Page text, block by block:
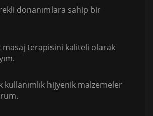
donanımlara sahip bir
masaj terapisini kaliteli olarak
kullanımlık hijyenik malzemeler